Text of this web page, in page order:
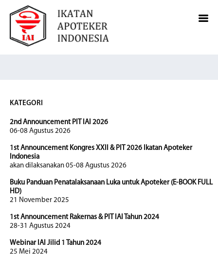
KATEGORI
2nd Announcement PIT IAI 2026
06-08 Agustus 2026
1st Announcement Kongres XXII & PIT 2026 Ikatan Apoteker
Indonesia
akan dilaksanakan 05-08 Agustus 2026
Buku Panduan Penatalaksanaan Luka untuk Apoteker (E-BOOK FULL
HD)
21 November 2025
1st Announcement Rakernas & PIT IAI Tahun 2024
28-31 Agustus 2024
Webinar IAI Jilid 1 Tahun 2024
25 Mei 2024